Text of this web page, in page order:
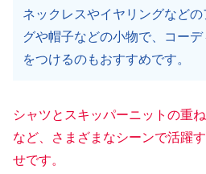
ネックレスやイヤリングなど
グや帽子などの小物で、コー
をつけるのもおすすめです。
シャツとスキッパーニットの重
など、さまざまなシーンで活躍
せです。